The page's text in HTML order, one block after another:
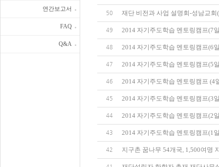
연간보고서
FAQ
Q&A
50 재단 비전과 사업 설명회-성남교
49 2014 자기주도학습 멘토링캠프(7
48 2014 자기주도학습 멘토링캠프(6
47 2014 자기주도학습 멘토링캠프(5
46 2014 자기주도학습 멘토링캠프 (4
45 2014 자기주도학습 멘토링캠프(3
44 2014 자기주도학습 멘토링캠프(2
43 2014 자기주도학습 멘토링캠프(1
42 지구촌 꿈나무 54개국, 1,500여명